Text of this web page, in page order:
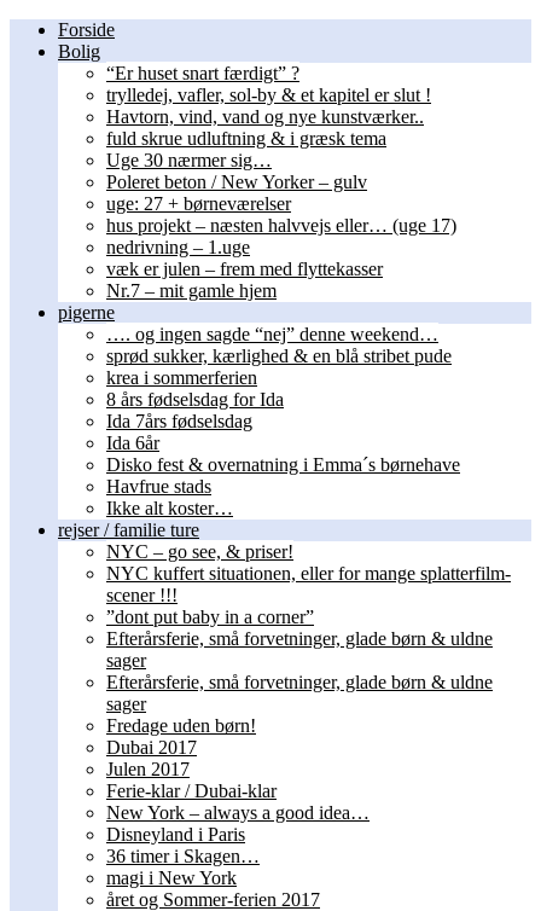
Forside
Bolig
“Er huset snart færdigt” ?
trylledej, vafler, sol-by & et kapitel er slut !
Havtorn, vind, vand og nye kunstværker..
fuld skrue udluftning & i græsk tema
Uge 30 nærmer sig…
Poleret beton / New Yorker – gulv
uge: 27 + børneværelser
hus projekt – næsten halvvejs eller… (uge 17)
nedrivning – 1.uge
væk er julen – frem med flyttekasser
Nr.7 – mit gamle hjem
pigerne
…. og ingen sagde “nej” denne weekend…
sprød sukker, kærlighed & en blå stribet pude
krea i sommerferien
8 års fødselsdag for Ida
Ida 7års fødselsdag
Ida 6år
Disko fest & overnatning i Emma´s børnehave
Havfrue stads
Ikke alt koster…
rejser / familie ture
NYC – go see, & priser!
NYC kuffert situationen, eller for mange splatterfilm-
scener !!!
”dont put baby in a corner”
Efterårsferie, små forvetninger, glade børn & uldne
sager
Efterårsferie, små forvetninger, glade børn & uldne
sager
Fredage uden børn!
Dubai 2017
Julen 2017
Ferie-klar / Dubai-klar
New York – always a good idea…
Disneyland i Paris
36 timer i Skagen…
magi i New York
året og Sommer-ferien 2017